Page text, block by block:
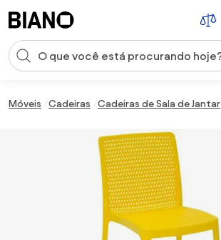
Entrada de pesquisa
Móveis Cadeiras Cadeiras de Sala de Jantar